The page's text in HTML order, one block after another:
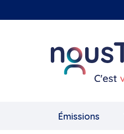
au
Émissions